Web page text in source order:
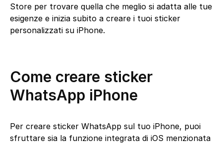
Store per trovare quella che meglio si adatta alle tue
esigenze e inizia subito a creare i tuoi sticker
personalizzati su iPhone.
Come creare sticker
WhatsApp iPhone
Per creare sticker WhatsApp sul tuo iPhone, puoi
sfruttare sia la funzione integrata di iOS menzionata